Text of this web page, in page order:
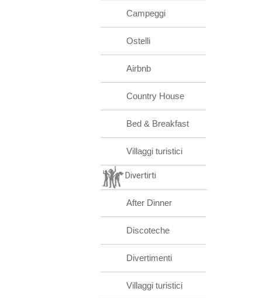
Campeggi
Ostelli
Airbnb
Country House
Bed & Breakfast
Villaggi turistici
Divertirti
After Dinner
Discoteche
Divertimenti
Villaggi turistici